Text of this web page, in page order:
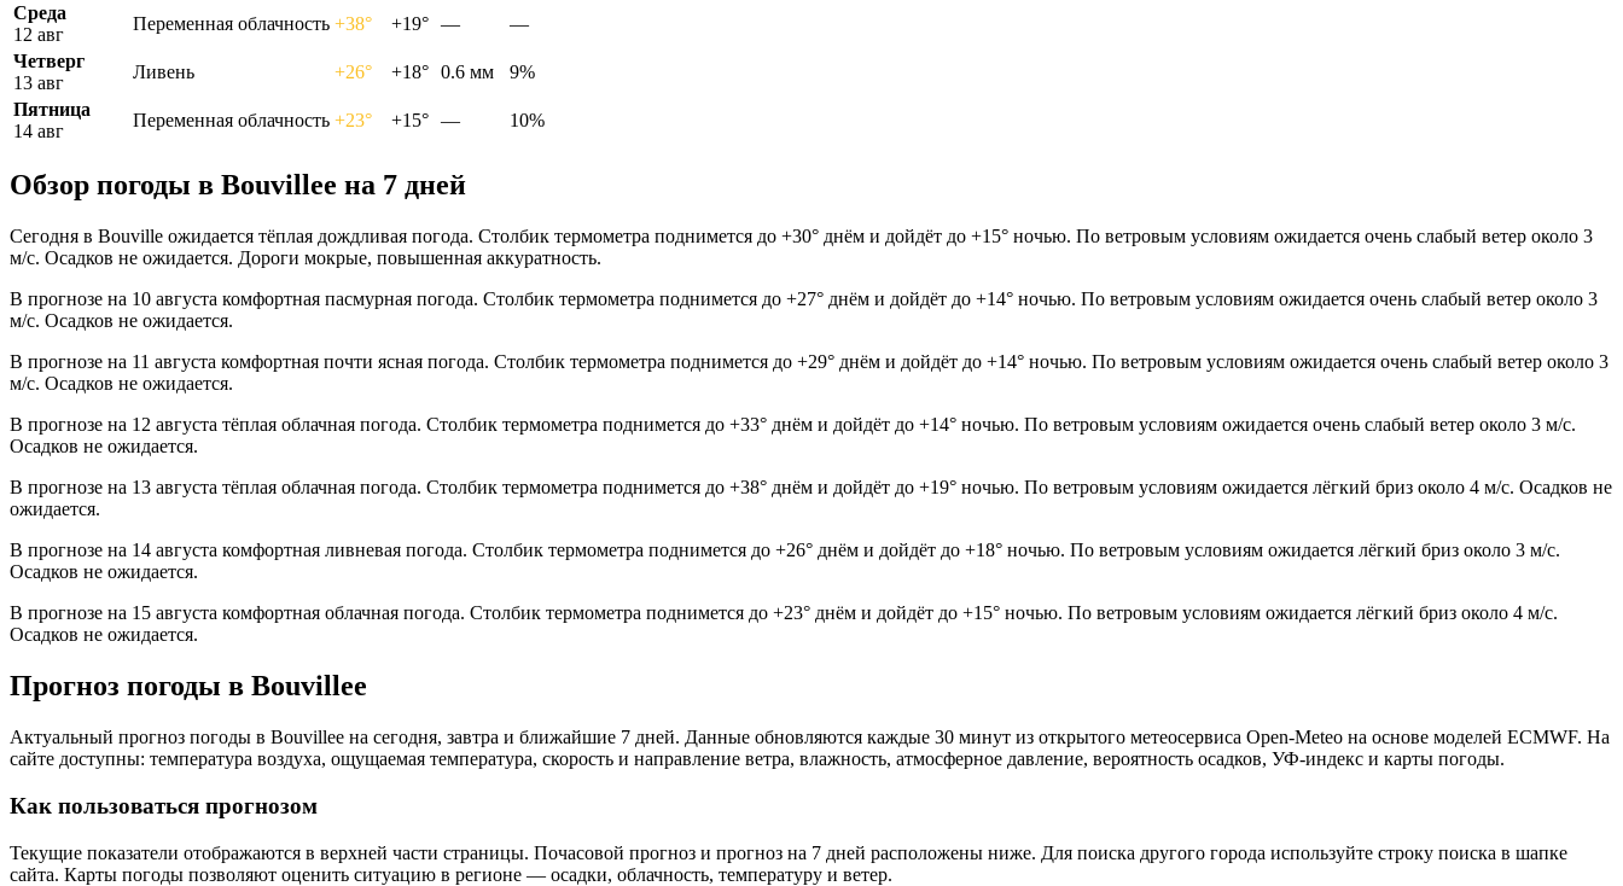
Среда
12 авг
Переменная облачность +38° +19° —
—
Четверг
13 авг
Ливень +26° +18° 0.6 мм
9%
Пятница
14 авг
Переменная облачность +23° +15° — 10%
Обзор погоды в Bouvilleе на 7 дней
Сегодня в Bouville ожидается тёплая дождливая погода. Столбик термометра поднимется до +30° днём и дойдёт до +15° ночью. По ветровым условиям ожидается очень слабый ветер около 3
м/с. Осадков не ожидается. Дороги мокрые, повышенная аккуратность.
В прогнозе на 10 августа комфортная пасмурная погода. Столбик термометра поднимется до +27° днём и дойдёт до +14° ночью. По ветровым условиям ожидается очень слабый ветер около 3
м/с. Осадков не ожидается.
В прогнозе на 11 августа комфортная почти ясная погода. Столбик термометра поднимется до +29° днём и дойдёт до +14° ночью. По ветровым условиям ожидается очень слабый ветер около 3
м/с. Осадков не ожидается.
В прогнозе на 12 августа тёплая облачная погода. Столбик термометра поднимется до +33° днём и дойдёт до +14° ночью. По ветровым условиям ожидается очень слабый ветер около 3 м/с.
Осадков не ожидается.
В прогнозе на 13 августа тёплая облачная погода. Столбик термометра поднимется до +38° днём и дойдёт до +19° ночью. По ветровым условиям ожидается лёгкий бриз около 4 м/с. Осадков не
ожидается.
В прогнозе на 14 августа комфортная ливневая погода. Столбик термометра поднимется до +26° днём и дойдёт до +18° ночью. По ветровым условиям ожидается лёгкий бриз около 3 м/с.
Осадков не ожидается.
В прогнозе на 15 августа комфортная облачная погода. Столбик термометра поднимется до +23° днём и дойдёт до +15° ночью. По ветровым условиям ожидается лёгкий бриз около 4 м/с.
Осадков не ожидается.
Прогноз погоды в Bouvilleе
Актуальный прогноз погоды в Bouvilleе на сегодня, завтра и ближайшие 7 дней. Данные обновляются каждые 30 минут из открытого метеосервиса Open-Meteo на основе моделей ECMWF. На
сайте доступны: температура воздуха, ощущаемая температура, скорость и направление ветра, влажность, атмосферное давление, вероятность осадков, УФ-индекс и карты погоды.
Как пользоваться прогнозом
Текущие показатели отображаются в верхней части страницы. Почасовой прогноз и прогноз на 7 дней расположены ниже. Для поиска другого города используйте строку поиска в шапке
сайта. Карты погоды позволяют оценить ситуацию в регионе — осадки, облачность, температуру и ветер.